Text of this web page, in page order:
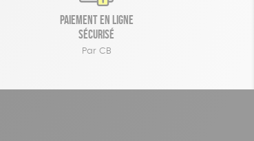
Paiement en ligne
sécurisé
Par CB